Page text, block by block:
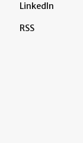
LinkedIn
RSS